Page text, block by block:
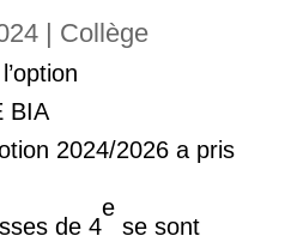
| Collège
BIA
2024/2026 a pris
de 4
e
se sont